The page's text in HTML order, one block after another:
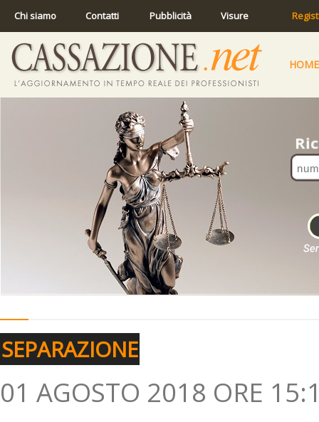
Chi siamo Contatti Pubblicità Visure
HOME
SEPARAZIONE
01 AGOSTO 2018 ORE